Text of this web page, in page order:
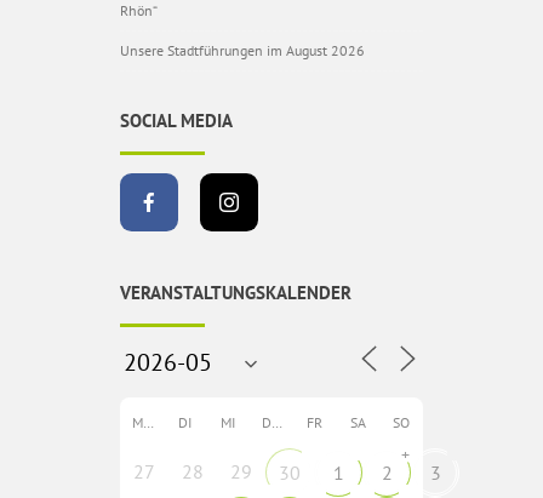
Rhön“
Unsere Stadtführungen im August 2026
SOCIAL MEDIA
VERANSTALTUNGSKALENDER
MO DI MI DO FR SA SO
27 28 29 30 1 2
+
3